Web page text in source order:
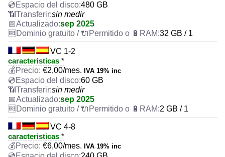
480 GB
sin medir
sep 2025
32 GB / 1
VC 1-2
caracteristicas *
€2,00/mes. IVA 19% inc
60 GB
sin medir
sep 2025
2 GB / 1
VC 4-8
caracteristicas *
€6,00/mes. IVA 19% inc